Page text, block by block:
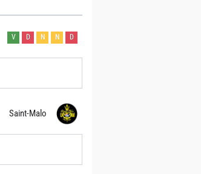
V D N N D
Saint-Malo